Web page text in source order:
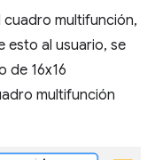
cuadro multifunción,
esto al usuario, se
de 16x16
multifunción